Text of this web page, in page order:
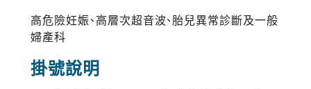
高危險妊娠、高層次超音波、胎兒異常診斷及一般
婦產科
掛號說明